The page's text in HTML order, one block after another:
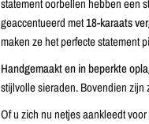
statement oorbellen hebben een
geaccentueerd met18-karaats
maken ze het perfecte statement
Handgemaakt en in beperkte
stijlvolle sieraden. Bovendien zijn
Of u zich nu netjes aankleedt